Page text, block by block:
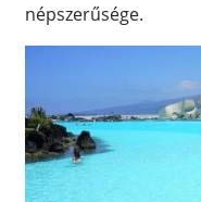
népszerűsége.